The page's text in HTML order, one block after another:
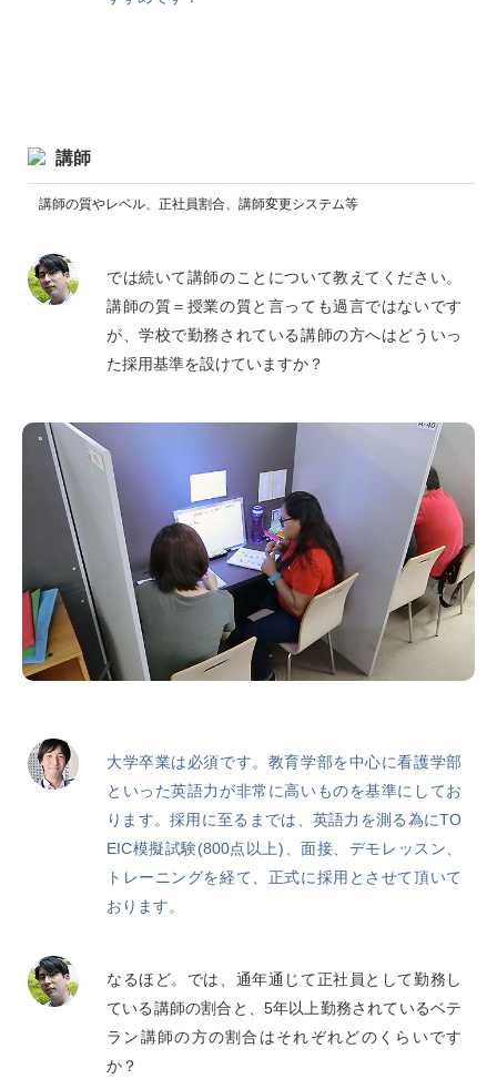
講師
講師の質やレベル、正社員割合、講師変更システム等
では続いて講師のことについて教えてください。
講師の質＝授業の質と言っても過言ではないです
が、学校で勤務されている講師の方へはどういっ
た採用基準を設けていますか？
大学卒業は必須です。教育学部を中心に看護学部
といった英語力が非常に高いものを基準にしてお
ります。採用に至るまでは、英語力を測る為にTO
EIC模擬試験(800点以上)、面接、デモレッスン、
トレーニングを経て、正式に採用とさせて頂いて
おります。
なるほど。では、通年通じて正社員として勤務し
ている講師の割合と、5年以上勤務されているベテ
ラン講師の方の割合はそれぞれどのくらいです
か？